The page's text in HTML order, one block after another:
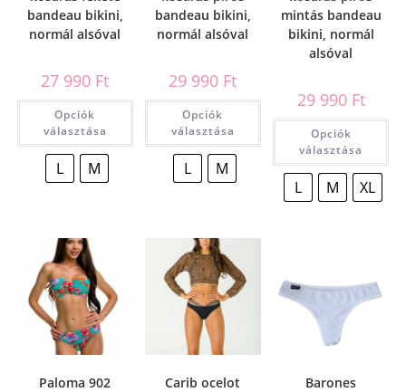
bandeau bikini,
normál alsóval
27 990 Ft
Opciók
választása
L M
bandeau bikini,
normál alsóval
29 990 Ft
Opciók
választása
L M
mintás bandeau
bikini, normál
alsóval
29 990 Ft
Opciók
választása
L M XL
Paloma 902
Carib ocelot
Barones